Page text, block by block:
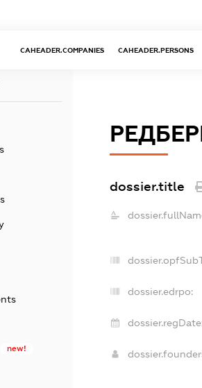
CAHEADER.COMPANIES CAHEADER.PERSONS
new!
dossier.title
dossier.edrpo: